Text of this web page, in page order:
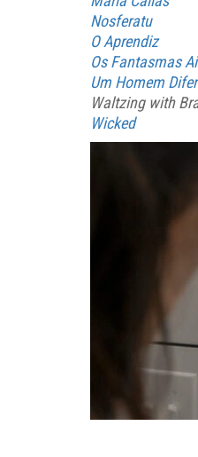
Nosferatu
O Aprendiz
Os Fantasmas
Um Homem
Waltzing with
Wicked